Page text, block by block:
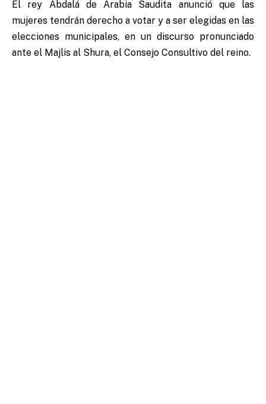
El rey Abdalá de Arabia Saudita anunció que las
mujeres tendrán derecho a votar y a ser elegidas en las
elecciones municipales, en un discurso pronunciado
ante el Majlis al Shura, el Consejo Consultivo del reino.